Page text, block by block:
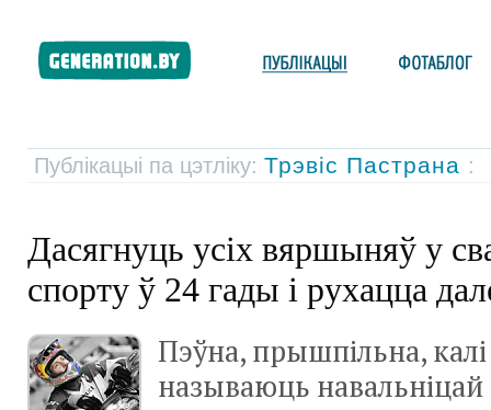
Публікацыі па цэтліку: Трэвіс Пастрана :
Дасягнуць усіх вяршыняў у
спорту ў 24 гады і рухацца
Пэўна, прышпільна,
называюць